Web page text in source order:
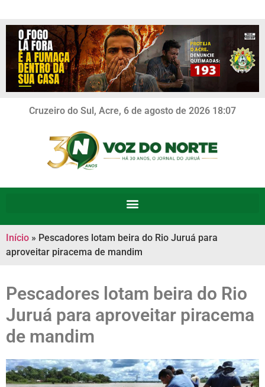
Cruzeiro do Sul, Acre, 6 de agosto de 2026 18:07
Início » Pescadores lotam beira do Rio Juruá para
aproveitar piracema de mandim
Pescadores lotam beira do Rio
Juruá para aproveitar piracema
de mandim